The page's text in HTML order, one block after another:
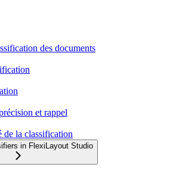
des documents
et rappel
de la classification
in FlexiLayout Studio